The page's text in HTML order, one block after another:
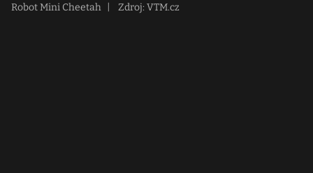
Robot Mini Cheetah Zdroj: VTM.cz